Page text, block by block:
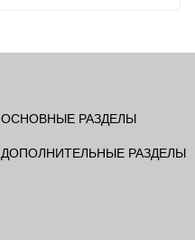
ОСНОВНЫЕ РАЗДЕЛЫ
ДОПОЛНИТЕЛЬНЫЕ РАЗДЕЛЫ